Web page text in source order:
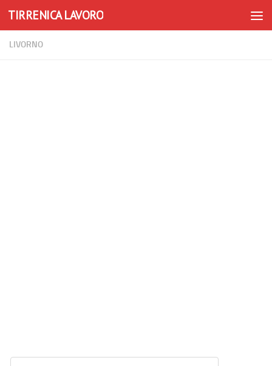
Skip to content
TIRRENICA LAVORO
LIVORNO